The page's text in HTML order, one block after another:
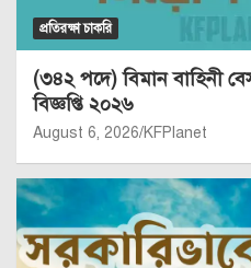
প্রতিরক্ষা চাকরি
(৩৪২ পদে) বিমান বাহিনী
বিজ্ঞপ্তি ২০২৬
August 6, 2026 KFPlanet